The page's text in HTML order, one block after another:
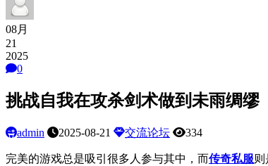
08月
21
2025
0
挑战自我在攻杀剑术做到未雨绸缪
admin 2025-08-21 交流论坛 334
完美的游戏总是吸引很多人参与其中，而传奇私服